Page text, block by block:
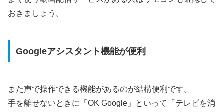
おきましょう。
Googleアシスタント機能が便利
また声で操作できる機能があるのが結構便利です。
手を離せないときに「OK Google」といって「テレビを消